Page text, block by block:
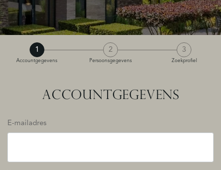
1
Accountgegevens
2
Persoonsgegevens
3
Zoekprofiel
ACCOUNTGEGEVENS
E-mailadres